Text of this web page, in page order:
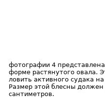
фотографии 4
форме растянутого овала.
ловить активного судака
Размер этой блесны должен
сантиметров.